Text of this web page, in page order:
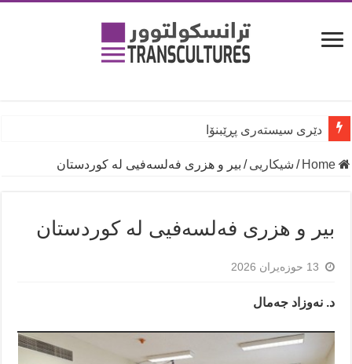
دێری سیستەری پڕێبنۆا
Home
/ شیكاریی / بیر و هزری فەلسەفیی لە کوردستان
بیر و هزری فەلسەفیی لە کوردستان
13 حوزه‌یران 2026
د. نەوزاد جەمال